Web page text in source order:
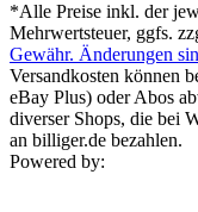
*Alle Preise inkl. der
Mehrwertsteuer, ggfs.
Gewähr. Änderungen
Versandkosten können
eBay Plus) oder Abos
diverser Shops, die bei
an billiger.de bezahlen.
Powered by: